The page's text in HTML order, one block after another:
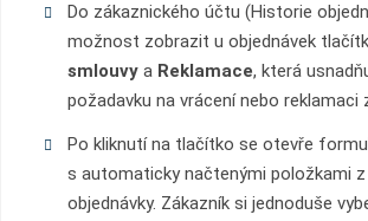
Do zákaznického účtu (Historie
možnost zobrazit u objednávek
smlouvya Reklamace, která
požadavku na vrácení nebo reklamaci
Po kliknutí na tlačítko se otevře
s automaticky načtenými položkami z
objednávky. Zákazník si jednoduše